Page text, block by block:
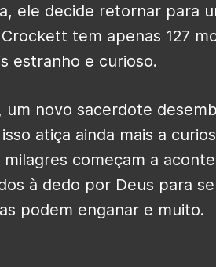
ele decide retornar para
tem apenas 127
estranho e curioso.
novo sacerdote
atiça ainda mais a
milagres começam a
à dedo por Deus para
podem enganar e muito.